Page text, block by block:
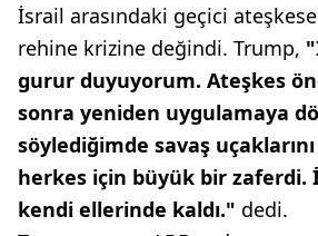
İsrail arasındaki geçici
rehine krizine değindi. Trump,
gurur duyuyorum. Ateşkes
sonra yeniden uygulamaya
söylediğimde savaş
herkes için büyük bir zaferdi.
kendi ellerinde kaldı." dedi.